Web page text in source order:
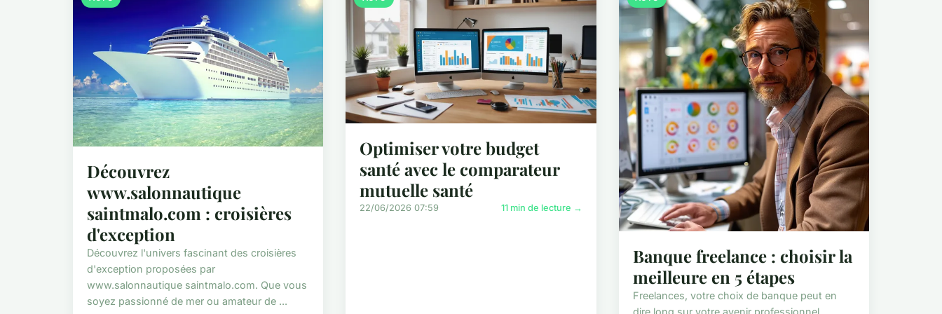
Découvrez
www.salonnautique
saintmalo.com : croisières
d'exception
Découvrez l'univers fascinant des croisières
d'exception proposées par
www.salonnautique saintmalo.com. Que vous
soyez passionné de mer ou amateur de ...
Optimiser votre budget
santé avec le comparateur
mutuelle santé
22/06/2026 07:59 11 min de lecture →
Banque freelance : choisir la
meilleure en 5 étapes
Freelances, votre choix de banque peut en
dire long sur votre avenir professionnel.